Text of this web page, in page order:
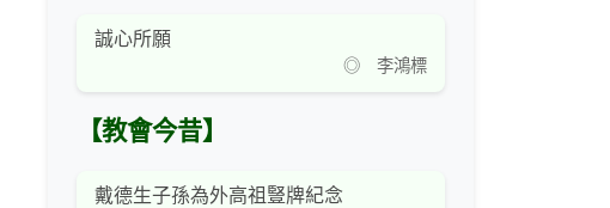
誠心所願
◎ 李鴻標
【教會今昔】
戴德生子孫為外高祖豎牌紀念